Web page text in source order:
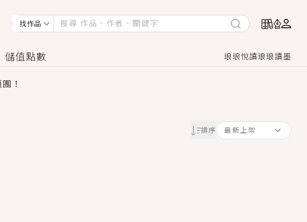
找作品
儲值點數 琅琅悅讀琅琅讀墨
！
福利！
失憶移情別戀，她頭也不回找新歡，他居然還後悔了？
女，今夏最推純愛GL漫畫！
中毒Σ>―(〃°ω°〃)♡→
於他的停屍櫃？！
生將不由自主追逐著她……
排序 最新上架